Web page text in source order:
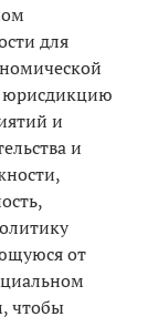
для
юрисдикцию
и
и
от
чтобы